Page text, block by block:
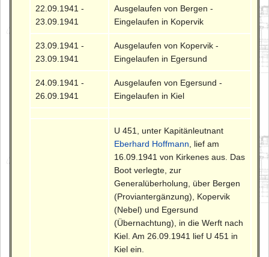
22.09.1941 -
23.09.1941
Ausgelaufen von Bergen -
Eingelaufen in Kopervik
23.09.1941 -
23.09.1941
Ausgelaufen von Kopervik -
Eingelaufen in Egersund
24.09.1941 -
26.09.1941
Ausgelaufen von Egersund -
Eingelaufen in Kiel
U 451, unter Kapitänleutnant
Eberhard Hoffmann , lief am
16.09.1941 von Kirkenes aus. Das
Boot verlegte, zur
Generalüberholung, über Bergen
(Proviantergänzung), Kopervik
(Nebel) und Egersund
(Übernachtung), in die Werft nach
Kiel. Am 26.09.1941 lief U 451 in
Kiel ein.